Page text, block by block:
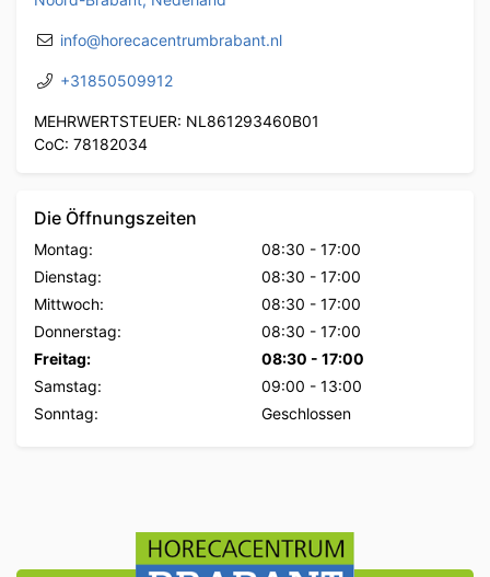
info@horecacentrumbrabant.nl
+31850509912
MEHRWERTSTEUER: NL861293460B01
CoC: 78182034
Die Öffnungszeiten
Montag: 08:30 - 17:00
Dienstag:
08:30 - 17:00
Mittwoch:
08:30 - 17:00
Donnerstag:
08:30 - 17:00
Freitag:
08:30 - 17:00
Samstag:
09:00 - 13:00
Sonntag:
Geschlossen